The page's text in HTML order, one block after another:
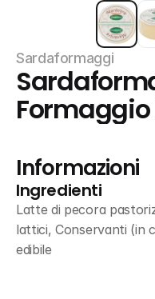
Sardaformaggi
Informazioni
Ingredienti
Latte di pecora
lattici, Conservanti (in
edibile